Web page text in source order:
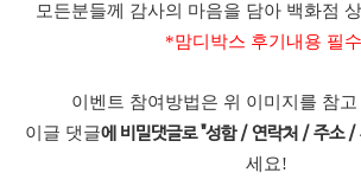
모든분들께 감사의 마음을 담아 백화점
*맘디박스 후기내용 필
이벤트 참여방법은 위 이미지를 참
이글 댓글에 비밀댓글로 "성함 / 연락처 / 주소 /
세요!